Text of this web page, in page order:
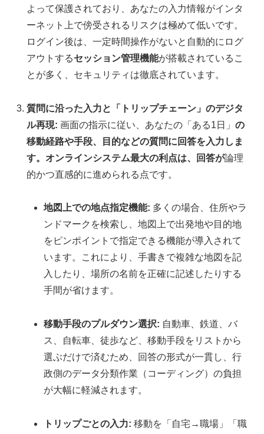
よって保護されており、あなたの入力情報がインタ
ーネット上で傍受されるリスクは極めて低いです。
ログイン後は、一定時間操作がないと自動的にログ
アウトするセッション管理機能が搭載されているこ
とが多く、セキュリティは徹底されています。
質問に沿った入力と「トリップチェーン」のデジタ
ル再現: 画面の指示に従い、あなたの「ある1日」の
移動経路や手段、目的などの質問に回答を入力しま
す。オンラインシステム最大の利点は、回答が論理
的かつ直感的に進められる点です。
地図上での地点指定機能: 多くの場合、住所やラ
ンドマークを検索し、地図上で出発地や目的地
をピンポイントで指定できる機能が導入されて
います。これにより、手書きで複雑な地図を記
入したり、場所の名前を正確に記述したりする
手間が省けます。
移動手段のプルダウン選択: 自動車、鉄道、バ
ス、自転車、徒歩など、移動手段をリストから
選ぶだけで済むため、回答の形式が一貫し、行
政側のデータ分類作業（コーディング）の負担
が大幅に軽減されます。
トリップごとの入力: 移動を「自宅→職場」「職